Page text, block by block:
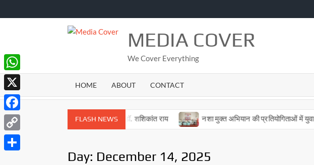
to
MEDIA COVER
We Cover Everything
HOME ABOUT CONTACT
FLASH NEWS
सहजानंद पीजी कॉलेज के पूर्व प्राचार्य डॉ. शशिकांत राय नशा मुक्त अभियान की प्रतियोगिताओं में युवाओं ने
Day: December 14, 2025
WhatsApp
X
Facebook
Copy